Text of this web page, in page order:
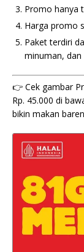
Promo hanya
Harga promo
Paket terdiri
minuman, dan
👉 Cek gambar
Rp. 45.000 di
bikin makan